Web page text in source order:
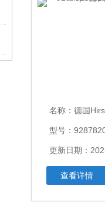
名称： 德国
型号：
更新日期：
查看详情